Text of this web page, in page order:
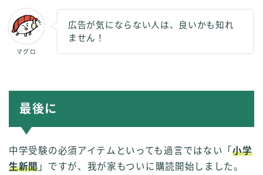
マグロ
広告が気にならない人は、良いかも知れ
ません！
最後に
中学受験の必須アイテムといっても過言ではない「小学
生新聞 」ですが、我が家もついに購読開始しました。